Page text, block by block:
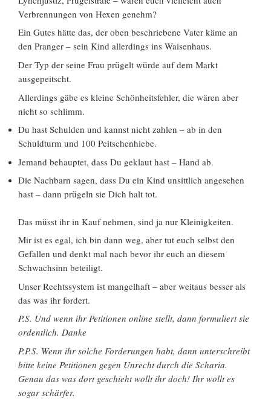
Verbrennungen von Hexen genehm?
Ein Gutes hätte das, der oben beschriebene Vater käme an
den Pranger – sein Kind allerdings ins Waisenhaus.
Der Typ der seine Frau prügelt würde auf dem Markt
ausgepeitscht.
Allerdings gäbe es kleine Schönheitsfehler, die wären aber
nicht so schlimm.
Du hast Schulden und kannst nicht zahlen – ab in den
Schuldturm und 100 Peitschenhiebe.
Jemand behauptet, dass Du geklaut hast – Hand ab.
Die Nachbarn sagen, dass Du ein Kind unsittlich angesehen
hast – dann prügeln sie Dich halt tot.
Das müsst ihr in Kauf nehmen, sind ja nur Kleinigkeiten.
Mir ist es egal, ich bin dann weg, aber tut euch selbst den
Gefallen und denkt mal nach bevor ihr euch an diesem
Schwachsinn beteiligt.
Unser Rechtssystem ist mangelhaft – aber weitaus besser als
das was ihr fordert.
P.S. Und wenn ihr Petitionen online stellt, dann formuliert sie
ordentlich. Danke
P.P.S. Wenn ihr solche Forderungen habt, dann unterschreibt
bitte keine Petitionen gegen Unrecht durch die Scharia.
Genau das was dort geschieht wollt ihr doch! Ihr wollt es
sogar schärfer.